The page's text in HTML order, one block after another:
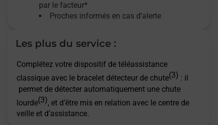
par le facteur*
Proches informés en cas d’alerte
Les plus du service :
Complétez votre dispositif de téléassistance
classique avec le bracelet détecteur de chute(3) : il
permet de détecter automatiquement une chute
lourde(3), et d’être mis en relation avec le centre de
veille et d’assistance.